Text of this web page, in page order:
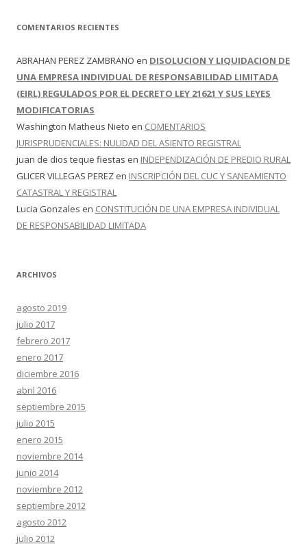
COMENTARIOS RECIENTES
ABRAHAN PEREZ ZAMBRANO en DISOLUCION Y LIQUIDACION DE
UNA EMPRESA INDIVIDUAL DE RESPONSABILIDAD LIMITADA
(EIRL) REGULADOS POR EL DECRETO LEY 21621 Y SUS LEYES
MODIFICATORIAS
Washington Matheus Nieto en COMENTARIOS
JURISPRUDENCIALES: NULIDAD DEL ASIENTO REGISTRAL
juan de dios teque fiestas en INDEPENDIZACIÓN DE PREDIO RURAL
GLICER VILLEGAS PEREZ en INSCRIPCIÓN DEL CUC Y SANEAMIENTO
CATASTRAL Y REGISTRAL
Lucia Gonzales en CONSTITUCIÓN DE UNA EMPRESA INDIVIDUAL
DE RESPONSABILIDAD LIMITADA
ARCHIVOS
agosto 2019
julio 2017
febrero 2017
enero 2017
diciembre 2016
abril 2016
septiembre 2015
julio 2015
enero 2015
noviembre 2014
junio 2014
noviembre 2012
septiembre 2012
agosto 2012
julio 2012